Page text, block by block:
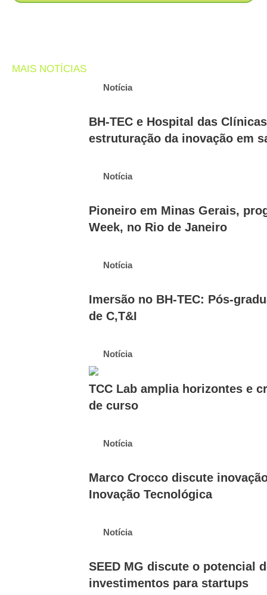
MAIS NOTÍCIAS
Notícia
BH-TEC e Hospital das
estruturação da inovação em
Notícia
Pioneiro em Minas Gerais,
Week, no Rio de Janeiro
Notícia
Imersão no BH-TEC: Pós-
de C,T&I
Notícia
TCC Lab amplia horizontes e
de curso
Notícia
Marco Crocco discute
Inovação Tecnológica
Notícia
SEED MG discute o potencial
investimentos para startups